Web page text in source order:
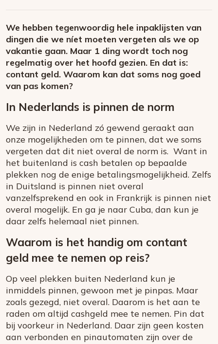
We hebben tegenwoordig hele inpaklijsten van
dingen die we níet moeten vergeten als we op
vakantie gaan. Maar 1 ding wordt toch nog
regelmatig over het hoofd gezien. En dat is:
contant geld. Waarom kan dat soms nog goed
van pas komen?
In Nederlands is pinnen de norm
We zijn in Nederland zó gewend geraakt aan
onze mogelijkheden om te pinnen, dat we soms
vergeten dat dit niet overal de norm is. Want in
het buitenland is cash betalen op bepaalde
plekken nog de enige betalingsmogelijkheid. Zelfs
in Duitsland is pinnen niet overal
vanzelfsprekend en ook in Frankrijk is pinnen niet
overal mogelijk. En ga je naar Cuba, dan kun je
daar zelfs helemaal niet pinnen.
Waarom is het handig om contant
geld mee te nemen op reis?
Op veel plekken buiten Nederland kun je
inmiddels pinnen, gewoon met je pinpas. Maar
zoals gezegd, niet overal. Daarom is het aan te
raden om altijd cashgeld mee te nemen. Pin dat
bij voorkeur in Nederland. Daar zijn geen kosten
aan verbonden en pinautomaten zijn over de